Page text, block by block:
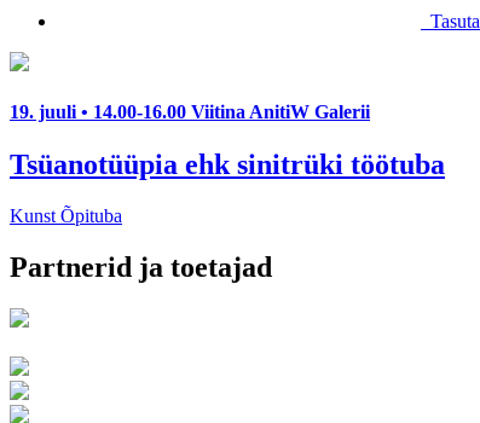
Tasuta
19. juuli • 14.00-16.00 Viitina AnitiW Galerii
Tsüanotüüpia ehksinitrüki töötuba
Kunst Õpituba
Partnerid ja toetajad